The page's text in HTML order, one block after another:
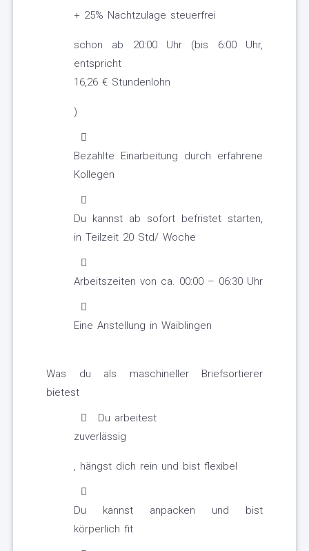
+ 25% Nachtzulage steuerfrei
schon ab 20:00 Uhr (bis 6:00 Uhr,
entspricht
16,26 € Stundenlohn
)
Bezahlte Einarbeitung durch erfahrene
Kollegen
Du kannst ab sofort befristet starten,
in Teilzeit 20 Std/ Woche
Arbeitszeiten von ca. 00:00 – 06:30 Uhr
Eine Anstellung in Waiblingen
Was du als maschineller Briefsortierer
bietest
Du arbeitest
zuverlässig
, hängst dich rein und bist flexibel
Du kannst anpacken und bist
körperlich fit